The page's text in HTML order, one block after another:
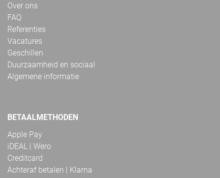
Over ons
FAQ
Referenties
Vacatures
Geschillen
Duurzaamheid en sociaal
Algemene informatie
BETAALMETHODEN
Apple Pay
iDEAL | Wero
Creditcard
Achteraf betalen | Klarna